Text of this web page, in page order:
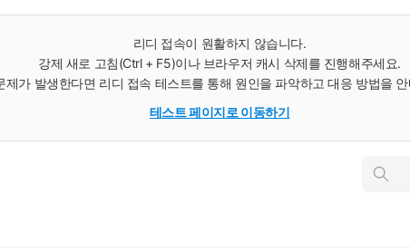
리디 접속이 원활하지 않습니다.
강제 새로 고침(Ctrl + F5)이나 브라우저 캐시 삭제를 진행해주세요.
제가 발생한다면 리디 접속 테스트를 통해 원인을 파악하고 대응 방법을
테스트 페이지로 이동하기
인